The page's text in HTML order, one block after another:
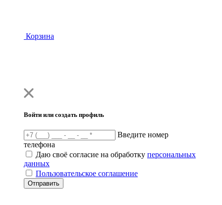
Корзина
Войти или создать профиль
Введите номер
телефона
Даю своё согласие на обработку персональных
данных
Пользовательское соглашение
Отправить